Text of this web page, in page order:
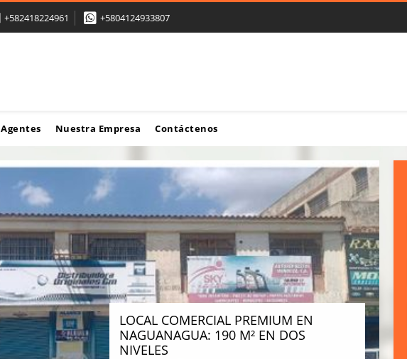
+582418224961 +5804124933807
Agentes Nuestra Empresa Contáctenos
LOCAL COMERCIAL PREMIUM EN
NAGUANAGUA: 190 M² EN DOS
NIVELES